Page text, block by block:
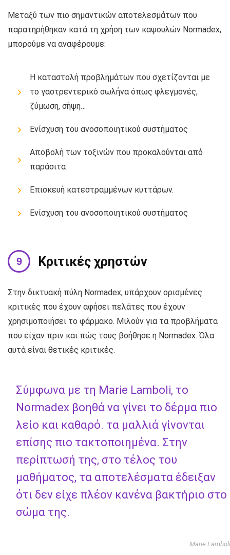
Μεταξύ των πιο σημαντικών αποτελεσμάτων που
παρατηρήθηκαν κατά τη χρήση των καψουλών Normadex,
μπορούμε να αναφέρουμε:
Η καταστολή προβλημάτων που σχετίζονται με
το γαστρεντερικό σωλήνα όπως φλεγμονές,
ζύμωση, σήψη…
Ενίσχυση του ανοσοποιητικού συστήματος
Αποβολή των τοξινών που προκαλούνται από
παράσιτα
Επισκευή κατεστραμμένων κυττάρων.
Ενίσχυση του ανοσοποιητικού συστήματος
Κριτικές χρηστών
Στην δικτυακή πύλη Normadex, υπάρχουν ορισμένες
κριτικές που έχουν αφήσει πελάτες που έχουν
χρησιμοποιήσει το φάρμακο. Μιλούν για τα προβλήματα
που είχαν πριν και πώς τους βοήθησε η Normadex. Όλα
αυτά είναι θετικές κριτικές.
Σύμφωνα με τη Marie Lamboli, το
Normadex βοηθά να γίνει το δέρμα πιο
λείο και καθαρό. τα μαλλιά γίνονται
επίσης πιο τακτοποιημένα. Στην
περίπτωσή της, στο τέλος του
μαθήματος, τα αποτελέσματα έδειξαν
ότι δεν είχε πλέον κανένα βακτήριο στο
σώμα της.
Marie Lamboli